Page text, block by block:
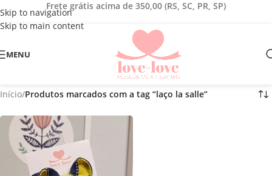
Skip to navigation
Skip to main content
Frete grátis acima de 350,00 (RS, SC, PR, SP)
MENU
Início/Produtos marcados com a tag “laço la salle”